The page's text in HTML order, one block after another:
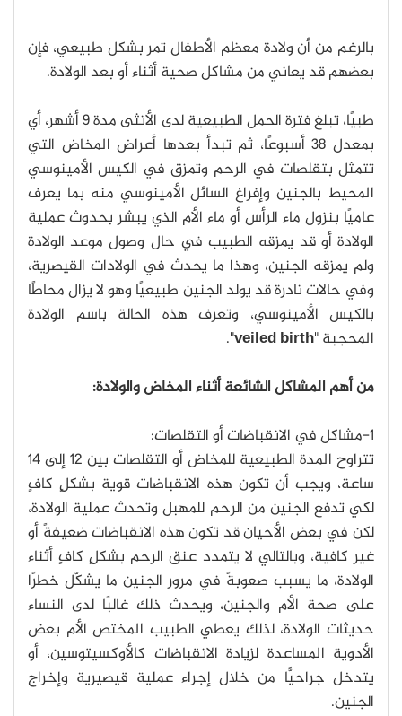
بالرغم من أن ولادة معظم الأطفال تمر بشكل طبيعي، فإن
بعضهم قد يعاني من مشاكل صحية أثناء أو بعد الولادة.
طبيًا، تبلغ فترة الحمل الطبيعية لدى الأنثى مدة 9 أشهر، أي
بمعدل 38 أسبوعًا، ثم تبدأ بعدها أعراض المخاض التي
تتمثل بتقلصات في الرحم وتمزق في الكيس الأمينوسي
المحيط بالجنين وإفراغ السائل الأمينوسي منه بما يعرف
عاميًا بنزول ماء الرأس أو ماء الأم الذي يبشر بحدوث عملية
الولادة أو قد يمزقه الطبيب في حال وصول موعد الولادة
ولم يمزقه الجنين، وهذا ما يحدث في الولادات القيصرية،
وفي حالات نادرة قد يولد الجنين طبيعيًا وهو لا يزال محاطًا
بالكيس الأمينوسي، وتعرف هذه الحالة باسم الولادة
المحجبة "veiled birth
".
من أهم المشاكل الشائعة أثناء المخاض والولادة:
1-مشاكل في الانقباضات أو التقلصات:
تتراوح المدة الطبيعية للمخاض أو التقلصات بين 12 إلى 14
ساعة، ويجب أن تكون هذه الانقباضات قوية بشكلٍ كافٍ
لكي تدفع الجنين من الرحم للمهبل وتحدث عملية الولادة،
لكن في بعض الأحيان قد تكون هذه الانقباضات ضعيفةً أو
غير كافية، وبالتالي لا يتمدد عنق الرحم بشكلٍ كافٍ أثناء
الولادة، ما يسبب صعوبةً في مرور الجنين ما يشكّل خطرًا
على صحة الأم والجنين، ويحدث ذلك غالبًا لدى النساء
حديثات الولادة، لذلك يعطي الطبيب المختص الأم بعض
الأدوية المساعدة لزيادة الانقباضات كالأوكسيتوسين، أو
يتدخل جراحيًّا من خلال إجراء عملية قيصيرية وإخراج
الجنين.